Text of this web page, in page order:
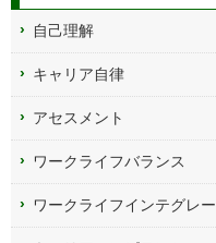
自己理解
キャリア自律
アセスメント
ワークライフバランス
ワークライフインテグレ